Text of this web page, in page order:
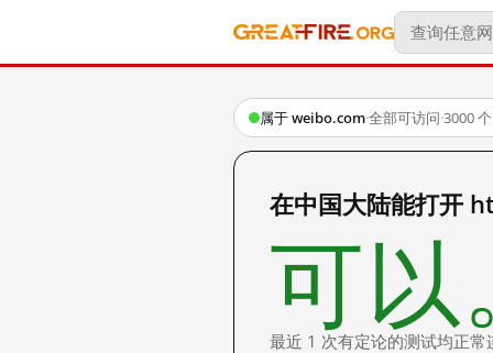
属于 weibo.com·全部可访问·3000
在中国大陆能打开
可以
最近 1 次有定论的测试均正常